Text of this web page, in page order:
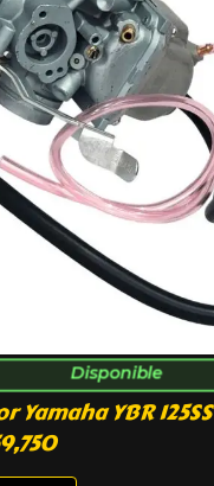
Disponible
Yamaha YBR 125SS